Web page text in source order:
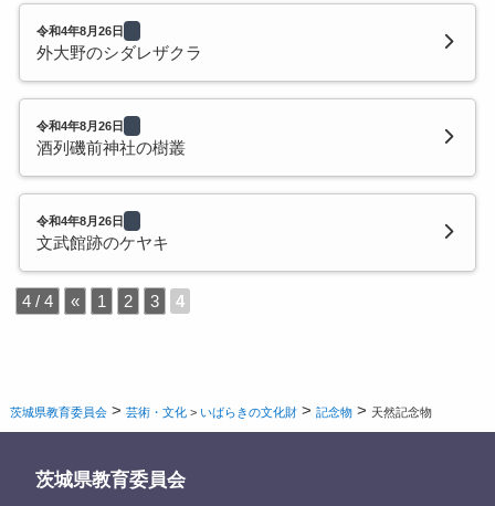
令和4年8月26日
外大野のシダレザクラ
令和4年8月26日
酒列磯前神社の樹叢
令和4年8月26日
文武館跡のケヤキ
4 / 4 « 1 2 3 4
茨城県教育委員会 >芸術・文化 > いばらきの文化財 >記念物 > 天然記念物
茨城県教育委員会